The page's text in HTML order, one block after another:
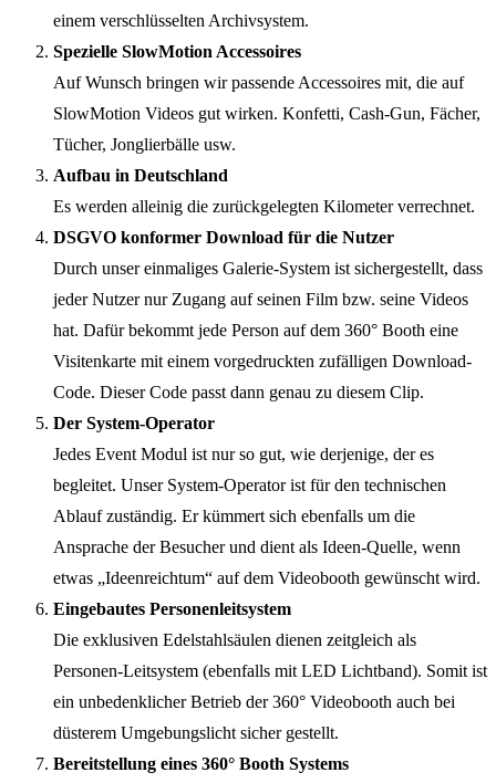
einem verschlüsselten Archivsystem.
Spezielle SlowMotion Accessoires
Auf Wunsch bringen wir passende Accessoires mit, die auf
SlowMotion Videos gut wirken. Konfetti, Cash-Gun, Fächer,
Tücher, Jonglierbälle usw.
Aufbau in Deutschland
Es werden alleinig die zurückgelegten Kilometer verrechnet.
DSGVO konformer Download für die Nutzer
Durch unser einmaliges Galerie-System ist sichergestellt, dass
jeder Nutzer nur Zugang auf seinen Film bzw. seine Videos
hat. Dafür bekommt jede Person auf dem 360° Booth eine
Visitenkarte mit einem vorgedruckten zufälligen Download-
Code. Dieser Code passt dann genau zu diesem Clip.
Der System-Operator
Jedes Event Modul ist nur so gut, wie derjenige, der es
begleitet. Unser System-Operator ist für den technischen
Ablauf zuständig. Er kümmert sich ebenfalls um die
Ansprache der Besucher und dient als Ideen-Quelle, wenn
etwas „Ideenreichtum“ auf dem Videobooth gewünscht wird.
Eingebautes Personenleitsystem
Die exklusiven Edelstahlsäulen dienen zeitgleich als
Personen-Leitsystem (ebenfalls mit LED Lichtband). Somit ist
ein unbedenklicher Betrieb der 360° Videobooth auch bei
düsterem Umgebungslicht sicher gestellt.
Bereitstellung eines 360° Booth Systems